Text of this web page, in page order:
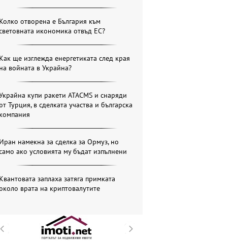
Колко отворена е България към
икономика отвъд ЕС?
Как ще изглежда енергетиката след края
на войната в Украйна?
купи ракети ATACMS и снаряди
Турция, в сделката участва и българска
компания
Иран намекна за сделка за Ормуз, но
ако условията му бъдат изпълнени
Квантовата заплаха затяга примката
врата на криптовалутите